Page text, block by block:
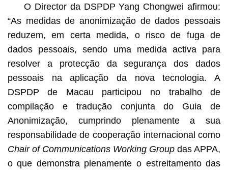
O Director da DSPDP Yang Chongwei afirmou:
“As medidas de anonimização de dados pessoais
reduzem, em certa medida, o risco de fuga de
dados pessoais, sendo uma medida activa para
resolver a protecção da segurança dos dados
pessoais na aplicação da nova tecnologia. A
DSPDP de Macau participou no trabalho de
compilação e tradução conjunta do Guia de
Anonimização, cumprindo plenamente a sua
responsabilidade de cooperação internacional como
Chair of Communications Working Group das APPA,
o que demonstra plenamente o estreitamento das